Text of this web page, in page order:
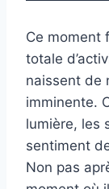
Ce moment
totale
naissent de
imminente.
lumière, les
sentiment
Non pas